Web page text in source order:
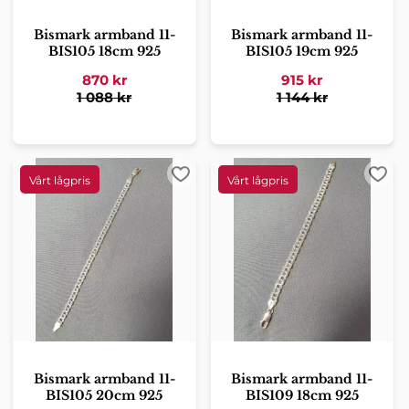
Bismark armband 11-
BIS105 18cm 925
870kr
1 088kr
Bismark armband 11-
BIS105 19cm 925
915 kr
1 144kr
Bismark armband 11-
BIS105 20cm 925
Lägg till i favoriter
Bismark armband 11-
BIS109 18cm 925